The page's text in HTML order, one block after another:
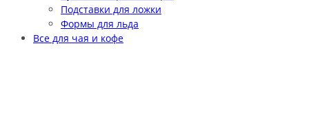
Подставки для ложки
Формы для льда
Все для чая и кофе